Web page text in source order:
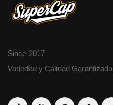
Since 2017
Variedad y Calidad Garantizada